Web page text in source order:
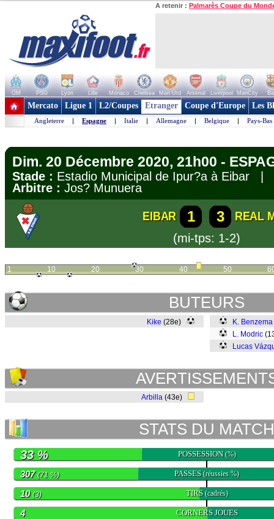
A retenir : Palmarès Coupe du
OM PSG Lyon Lille Monaco Chelsea Man Utd Arsenal Liverpool ManCity
+ de clubs
Mercato Ligue 1 L2/Coupes Etranger Coupe d'Europe Les
Angleterre | Espagne | Italie | Allemagne | Belgique | Pays-Bas
Dim. 20 Décembre 2020, 21h00 -
Stade : Estadio Municipal de Ipur?a à Eibar |
Arbitre : Jos? Munuera
EIBAR 1 3
REAL
(mi-tps: 1-2)
1 10 20 30 40 50
BUTEURS
Kike (28e) K. Benzema
L. Modric
Lucas
Arbilla (43e)
STATS DU MATCH
POSSESSION(%)
33 %
PASSES(réussies %)
307(71 %)
TIRS(cadrés)
10(3)
CORNERS JOUES
4